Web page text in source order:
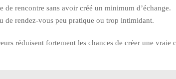
de rencontre sans avoir créé un minimum d’échange.
de rendez-vous peu pratique ou trop intimidant.
réduisent fortement les chances de créer une